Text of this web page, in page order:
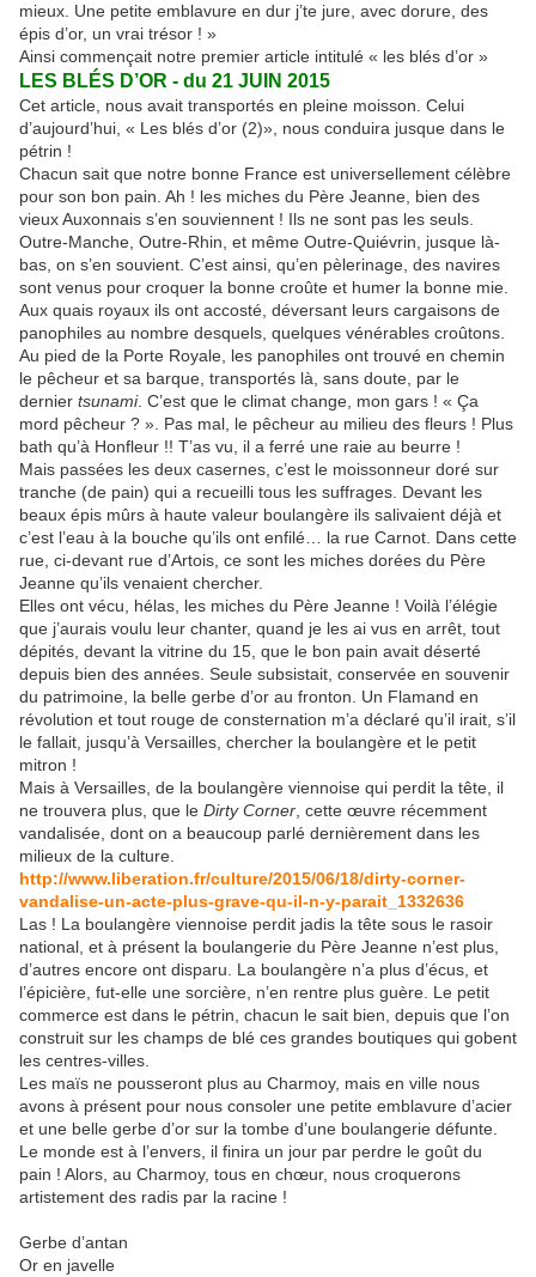
mieux. Une petite emblavure en dur j’te jure, avec dorure, des
épis d’or, un vrai trésor ! »
Ainsi commençait notre premier article intitulé « les blés d’or »
LES BLÉS D’OR - du 21 JUIN 2015
Cet article, nous avait transportés en pleine moisson. Celui
d’aujourd’hui, « Les blés d’or (2)», nous conduira jusque dans le
pétrin !
Chacun sait que notre bonne France est universellement célèbre
pour son bon pain. Ah ! les miches du Père Jeanne, bien des
vieux Auxonnais s’en souviennent ! Ils ne sont pas les seuls.
Outre-Manche, Outre-Rhin, et même Outre-Quiévrin, jusque là-
bas, on s’en souvient. C’est ainsi, qu’en pèlerinage, des navires
sont venus pour croquer la bonne croûte et humer la bonne mie.
Aux quais royaux ils ont accosté, déversant leurs cargaisons de
panophiles au nombre desquels, quelques vénérables croûtons.
Au pied de la Porte Royale, les panophiles ont trouvé en chemin
le pêcheur et sa barque, transportés là, sans doute, par le
dernier tsunami. C’est que le climat change, mon gars ! « Ça
mord pêcheur ? ». Pas mal, le pêcheur au milieu des fleurs ! Plus
bath qu’à Honfleur !! T’as vu, il a ferré une raie au beurre !
Mais passées les deux casernes, c’est le moissonneur doré sur
tranche (de pain) qui a recueilli tous les suffrages. Devant les
beaux épis mûrs à haute valeur boulangère ils salivaient déjà et
c’est l’eau à la bouche qu’ils ont enfilé… la rue Carnot. Dans cette
rue, ci-devant rue d’Artois, ce sont les miches dorées du Père
Jeanne qu’ils venaient chercher.
Elles ont vécu, hélas, les miches du Père Jeanne ! Voilà l’élégie
que j’aurais voulu leur chanter, quand je les ai vus en arrêt, tout
dépités, devant la vitrine du 15, que le bon pain avait déserté
depuis bien des années. Seule subsistait, conservée en souvenir
du patrimoine, la belle gerbe d’or au fronton. Un Flamand en
révolution et tout rouge de consternation m’a déclaré qu’il irait, s’il
le fallait, jusqu’à Versailles, chercher la boulangère et le petit
mitron !
Mais à Versailles, de la boulangère viennoise qui perdit la tête, il
ne trouvera plus, que le Dirty Corner , cette œuvre récemment
vandalisée, dont on a beaucoup parlé dernièrement dans les
milieux de la culture.
http://www.liberation.fr/culture/2015/06/18/dirty-corner-
vandalise-un-acte-plus-grave-qu-il-n-y-parait_1332636
Las ! La boulangère viennoise perdit jadis la tête sous le rasoir
national, et à présent la boulangerie du Père Jeanne n’est plus,
d’autres encore ont disparu. La boulangère n’a plus d’écus, et
l’épicière, fut-elle une sorcière, n’en rentre plus guère. Le petit
commerce est dans le pétrin, chacun le sait bien, depuis que l’on
construit sur les champs de blé ces grandes boutiques qui gobent
les centres-villes.
Les maïs ne pousseront plus au Charmoy, mais en ville nous
avons à présent pour nous consoler une petite emblavure d’acier
et une belle gerbe d’or sur la tombe d’une boulangerie défunte.
Le monde est à l’envers, il finira un jour par perdre le goût du
pain ! Alors, au Charmoy, tous en chœur, nous croquerons
artistement des radis par la racine !
Gerbe d’antan
Or en javelle